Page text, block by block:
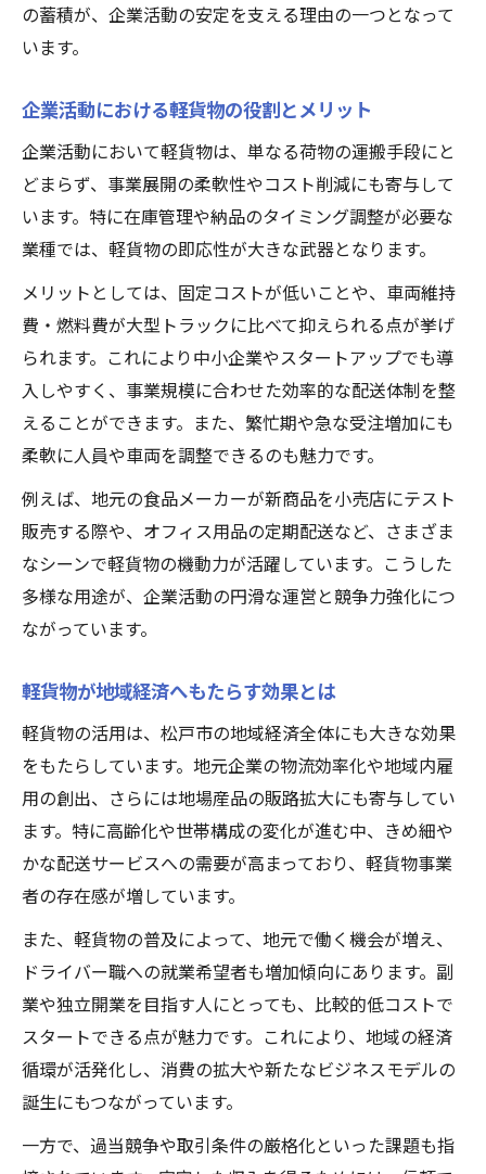
軽貨物で高収入を実現する働き方の秘訣
軽貨物の仕事で知っておきたい現場体験談
辞める人が多い軽貨物の課題と対策
軽貨物を辞める人が多い理由と解決策
軽貨物業界の離職原因と続けるための工夫
辞めたくなる軽貨物現場の課題事例
軽貨物で無理なく働くための対策を解説
長く続けるために必要な軽貨物の知識
の蓄積が、企業活動の安定を支える理由の一つとなって
います。
企業活動における軽貨物の役割とメリット
企業活動において軽貨物は、単なる荷物の運搬手段にと
どまらず、事業展開の柔軟性やコスト削減にも寄与して
います。特に在庫管理や納品のタイミング調整が必要な
業種では、軽貨物の即応性が大きな武器となります。
メリットとしては、固定コストが低いことや、車両維持
費・燃料費が大型トラックに比べて抑えられる点が挙げ
られます。これにより中小企業やスタートアップでも導
入しやすく、事業規模に合わせた効率的な配送体制を整
えることができます。また、繁忙期や急な受注増加にも
柔軟に人員や車両を調整できるのも魅力です。
例えば、地元の食品メーカーが新商品を小売店にテスト
販売する際や、オフィス用品の定期配送など、さまざま
なシーンで軽貨物の機動力が活躍しています。こうした
多様な用途が、企業活動の円滑な運営と競争力強化につ
ながっています。
軽貨物が地域経済へもたらす効果とは
軽貨物の活用は、松戸市の地域経済全体にも大きな効果
をもたらしています。地元企業の物流効率化や地域内雇
用の創出、さらには地場産品の販路拡大にも寄与してい
ます。特に高齢化や世帯構成の変化が進む中、きめ細や
かな配送サービスへの需要が高まっており、軽貨物事業
者の存在感が増しています。
また、軽貨物の普及によって、地元で働く機会が増え、
ドライバー職への就業希望者も増加傾向にあります。副
業や独立開業を目指す人にとっても、比較的低コストで
スタートできる点が魅力です。これにより、地域の経済
循環が活発化し、消費の拡大や新たなビジネスモデルの
誕生にもつながっています。
一方で、過当競争や取引条件の厳格化といった課題も指